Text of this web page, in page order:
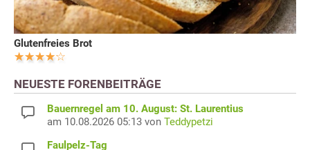
Glutenfreies Brot
NEUESTE FORENBEITRÄGE
Bauernregel am 10. August: St. Laurentius
am 10.08.2026 05:13 von Teddypetzi
Faulpelz-Tag